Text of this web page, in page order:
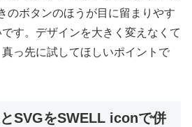
のボタンのほうが目に留まりやす
す。デザインを大きく変えなくて
っ先に試してほしいポイントで
SVGをSWELL iconで併